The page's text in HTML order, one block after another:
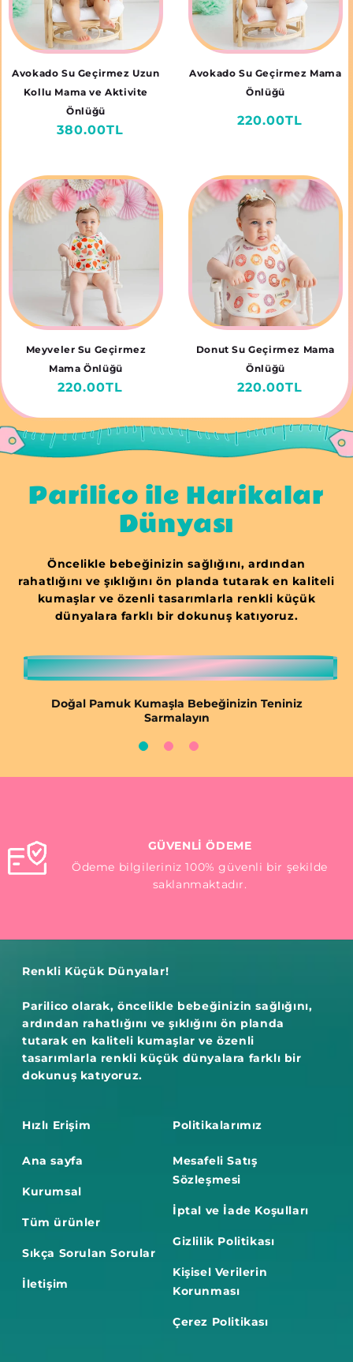
Avokado Su Geçirmez Uzun
Kollu Mama ve Aktivite
Önlüğü
Normal
380.00TL
Avokado Su Geçirmez Mama
Önlüğü
Normal
220.00TL
Meyveler Su Geçirmez
Mama Önlüğü
Normal
220.00TL
Donut Su Geçirmez Mama
Önlüğü
Normal
220.00TL
Parilico ile Harikalar
Dünyası
Öncelikle bebeğinizin sağlığını, ardından
rahatlığını ve şıklığını ön planda tutarak en kaliteli
kumaşlar ve özenli tasarımlarla renkli küçük
dünyalara farklı bir dokunuş katıyoruz.
Doğal Pamuk Kumaşla Bebeğinizin Teniniz
Sarmalayın
BİZE ULAŞIN
Bizimle parilico@gmail.com mail adresinden
veya sosyal medya kanallarımızdan iletişime
Renkli Küçük Dünyalar!
Parilico olarak, öncelikle bebeğinizin sağlığını,
ardından rahatlığını ve şıklığını ön planda
tutarak en kaliteli kumaşlar ve özenli
tasarımlarla renkli küçük dünyalara farklı bir
dokunuş katıyoruz.
Hızlı Erişim
Ana sayfa
Kurumsal
Tüm ürünler
Sıkça Sorulan Sorular
İletişim
Politikalarımız
Mesafeli Satış
Sözleşmesi
İptal ve İade Koşulları
Gizlilik Politikası
Kişisel Verilerin
Korunması
Çerez Politikası